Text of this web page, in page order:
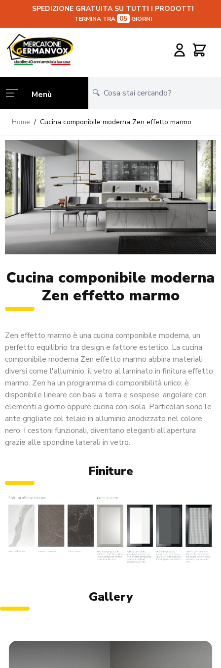
SPEDIZIONE GRATUITA SU TUTTI I PRODOTTI
TERMINA TRA 05 GIORNI
Salta al contenuto
Carrello
Menù
Home / Cucina componibile moderna Zen effetto marmo
Cucina componibile moderna
Zen effetto marmo
Zen effetto marmo è una cucina componibile moderna, un
perfetto equilibrio tra design e fattore estetico. La cucina
componibile moderna Zen effetto marmo abbina materiali
diversi come l'alluminio, il vetro al laminato in finitura effetto
marmo. Zen ha un programma di componibilità unico: è
disponibile lineare con basi a terra e sospese, angolare con
elementi a giorno oppure cucina con isola. Particolari sono le
ante grigliate col telaio in alluminio anodizzato nel colore
nero. I cestoni funzionali, diventano eleganti all’apertura
grazie alle spondine laterali in vetro.
Finiture
Gallery